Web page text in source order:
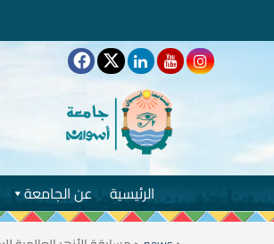
عن الجامعة الرئيسية